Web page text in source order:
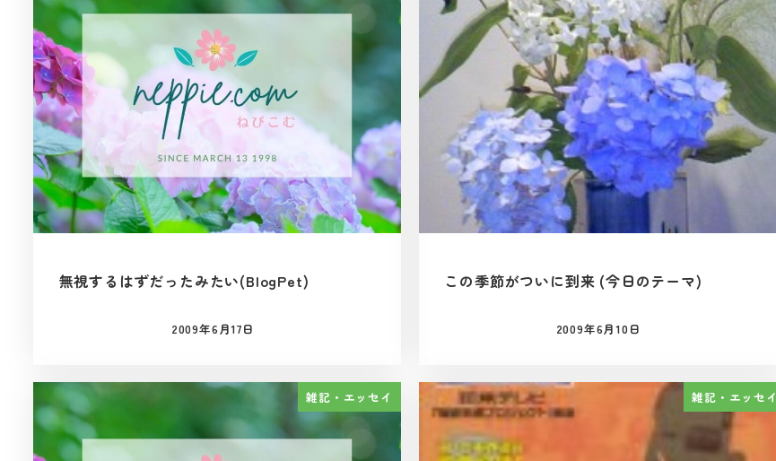
無視するはずだったみたい(BlogPet)
投稿日
2009年6月17日
この季節がついに到来 (今日のテーマ)
投稿日
2009年6月10日
雑記・エッセイ 雑記・エッセイ